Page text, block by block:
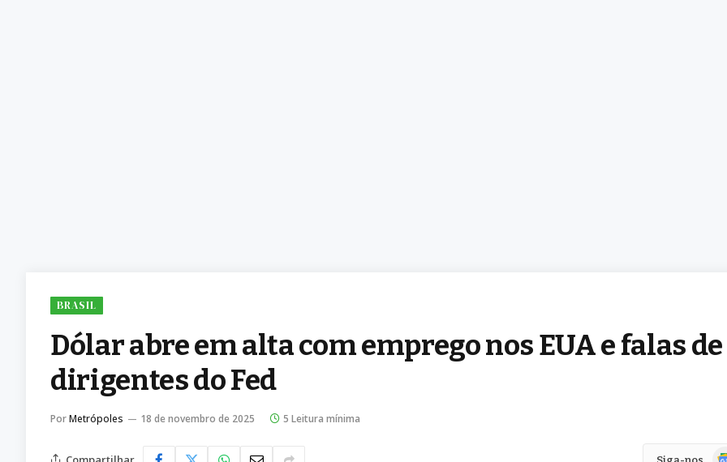
BRASIL
Dólar abre em alta com emprego nos EUA e falas de
dirigentes do Fed
PorMetrópoles 18 de novembro de 2025 5 Leitura mínima
Siga-nos